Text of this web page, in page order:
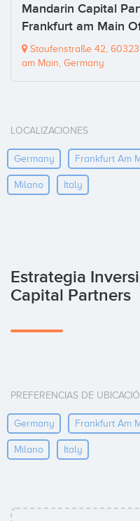
Mandarin Capital
Frankfurt am Main
Staufenstraße 42,
am Main, Germany
LOCALIZACIONES
Germany Frankfurt Am
Milano Italy
Estrategia
Capital Partners
PREFERENCIAS DE
Germany Frankfurt Am
Milano Italy